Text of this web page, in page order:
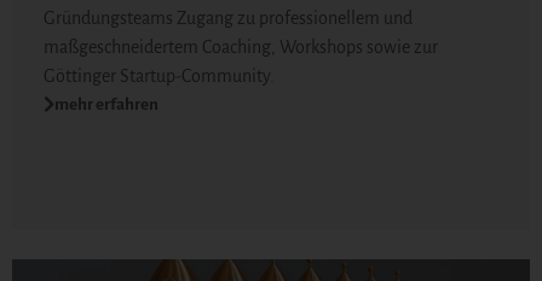
Gründungsteams Zugang zu professionellem und
maßgeschneidertem Coaching, Workshops sowie zur
Göttinger Startup-Community.
mehr erfahren